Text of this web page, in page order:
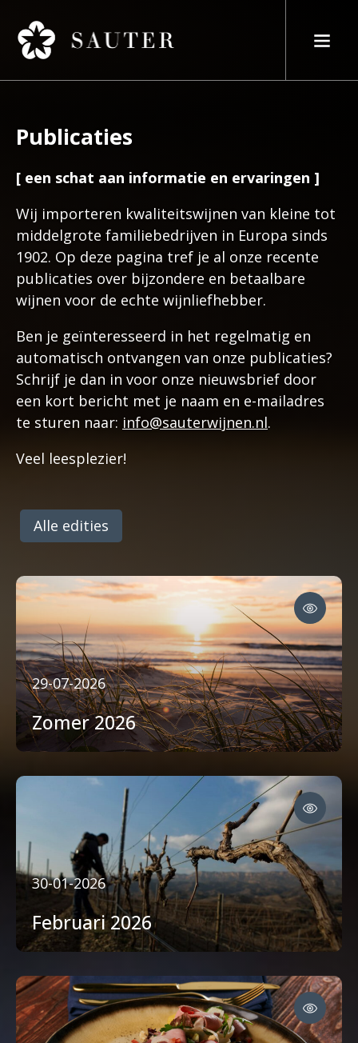
Publicaties
[ een schat aan informatie en ervaringen ]
Wij importeren kwaliteitswijnen van kleine tot
middelgrote familiebedrijven in Europa sinds
1902. Op deze pagina tref je al onze recente
publicaties over bijzondere en betaalbare
wijnen voor de echte wijnliefhebber.
Ben je geïnteresseerd in het regelmatig en
automatisch ontvangen van onze publicaties?
Schrijf je dan in voor onze nieuwsbrief door
een kort bericht met je naam en e-mailadres
te sturen naar: info@sauterwijnen.nl.
Veel leesplezier!
Alle edities
29-07-2026
Zomer 2026
30-01-2026
Februari 2026